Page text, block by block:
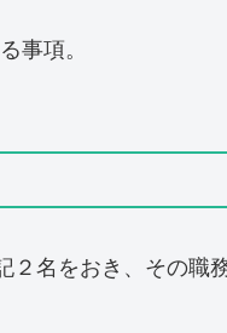
事項。
名をおき、その職